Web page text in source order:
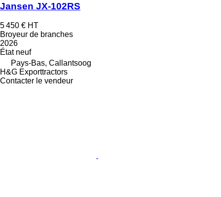
Jansen JX-102RS
5 450 € HT
Broyeur de branches
2026
Étatneuf
Pays-Bas, Callantsoog
H&G Exporttractors
Contacter le vendeur